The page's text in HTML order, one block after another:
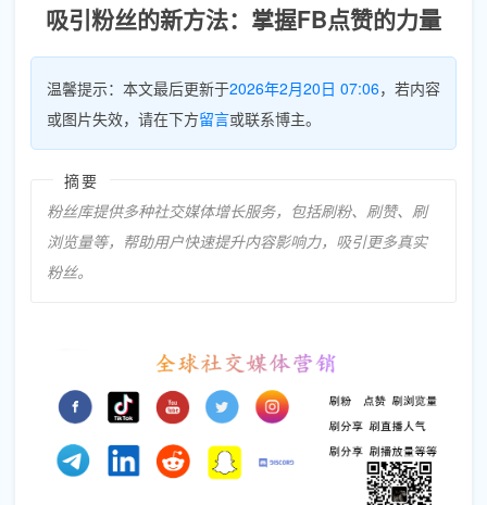
吸引粉丝的新方法：掌握FB点赞的力量
温馨提示：本文最后更新于2026年2月20日 07:06，若内容
或图片失效，请在下方留言或联系博主。
摘要
粉丝库提供多种社交媒体增长服务，包括刷粉、刷赞、刷
浏览量等，帮助用户快速提升内容影响力，吸引更多真实
粉丝。